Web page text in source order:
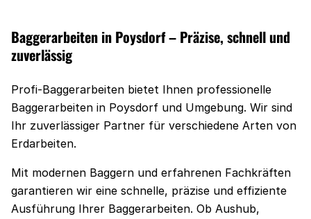
Baggerarbeiten in Poysdorf – Präzise, schnell und
zuverlässig
Profi-Baggerarbeiten bietet Ihnen professionelle
Baggerarbeiten in Poysdorf und Umgebung. Wir sind
Ihr zuverlässiger Partner für verschiedene Arten von
Erdarbeiten.
Mit modernen Baggern und erfahrenen Fachkräften
garantieren wir eine schnelle, präzise und effiziente
Ausführung Ihrer Baggerarbeiten. Ob Aushub,